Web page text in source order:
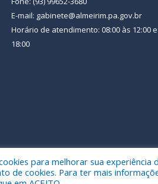
E-mail: gabinete@almeirim.pa.gov.br
Horário de atendimento: 08:00 às 12:00 e
18:00
Todos os direitos reservados a
para melhorar sua
de cookies. Para ter mais